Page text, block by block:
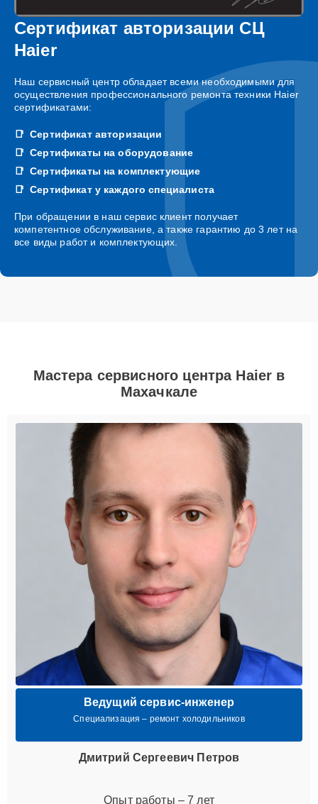
Сертификат авторизации СЦ
Haier
Наш сервисный центр обладает всеми необходимыми для
осуществления профессионального ремонта техники Haier
сертификатами:
Сертификат авторизации
Сертификаты на оборудование
Сертификаты на комплектующие
Сертификат у каждого специалиста
При обращении в наш сервис клиент получает
компетентное обслуживание, а также гарантию до 3 лет на
все виды работ и комплектующих.
Мастера сервисного центра Haier в
Махачкале
Ведущий сервис-инженер
Специализация – ремонт холодильников
Дмитрий Сергеевич Петров
Опыт работы – 7 лет